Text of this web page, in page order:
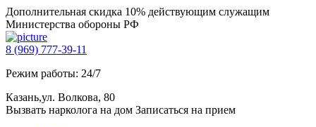
Дополнительная скидка 10% действующим служащим
Министерства обороны РФ
8 (969) 777-39-11
Режим работы: 24/7
Казань,ул. Волкова, 80
Вызвать нарколога на дом Записаться на прием